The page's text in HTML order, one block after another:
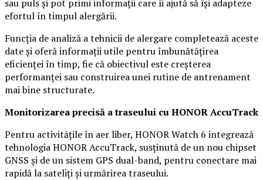
sau puls și pot primi informații care îi ajută să își adapteze
efortul în timpul alergării.
Funcția de analiză a tehnicii de alergare completează aceste
date și oferă informații utile pentru îmbunătățirea
eficienței în timp, fie că obiectivul este creșterea
performanței sau construirea unei rutine de antrenament
mai bine structurate.
Monitorizarea precisă a traseului cu HONOR AccuTrack
Pentru activitățile în aer liber, HONOR Watch 6 integrează
tehnologia HONOR AccuTrack, susținută de un nou chipset
GNSS și de un sistem GPS dual-band, pentru conectare mai
rapidă la sateliți și urmărirea traseului.